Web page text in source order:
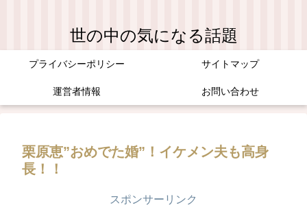
世の中の気になる話題
プライバシーポリシー サイトマップ
運営者情報 お問い合わせ
栗原恵”おめでた婚”！イケメン夫も高身
長！！
スポンサーリンク